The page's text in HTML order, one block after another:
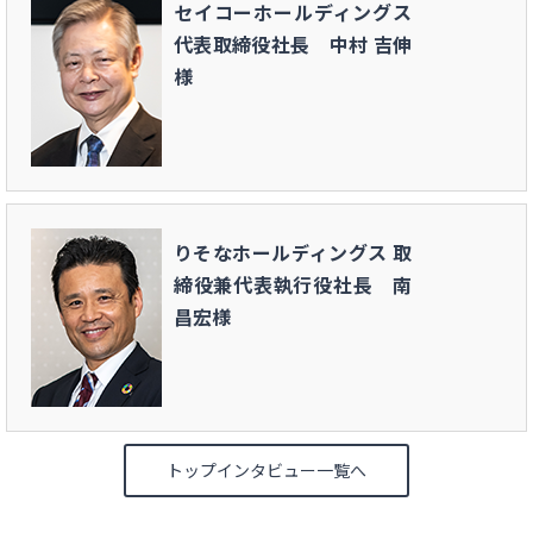
セイコーホールディングス
代表取締役社長 中村 吉伸
様
りそなホールディングス 取
締役兼代表執行役社長 南
昌宏様
トップインタビュー一覧へ